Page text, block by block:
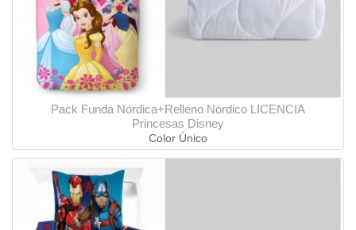
Pack Funda Nórdica+Relleno Nórdico LICENCIA
Princesas Disney
Color Único